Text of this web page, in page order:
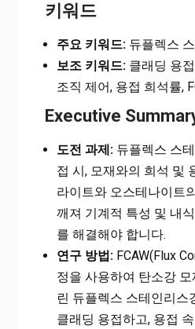
키워드
주요 키워드:듀플렉스
보조 키워드:클래딩 용
조직 제어, 용접 희석률,
Executive
도전 과제:듀플렉스 스
접 시, 모재와의 희석 및
라이트와 오스테나이트
깨져 기계적 특성 및 내
를 해결해야 합니다.
연구 방법:FCAW(Flux
정을 사용하여 탄소강
린 듀플렉스 스테인리스
클래딩 용접하고, 용접